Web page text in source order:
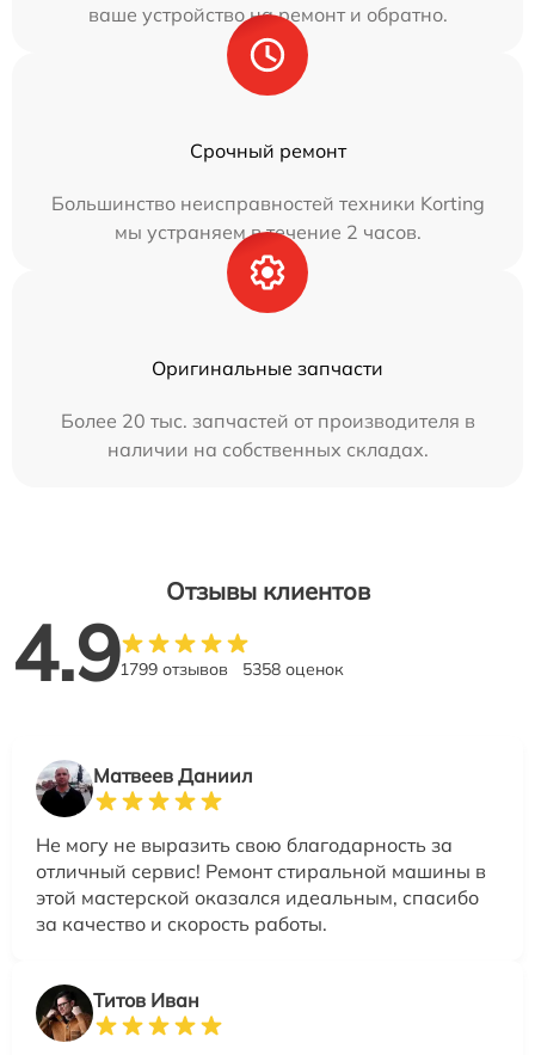
ваше устройство на ремонт и обратно.
Срочный ремонт
Большинство неисправностей техники Korting
мы устраняем в течение 2 часов.
Оригинальные запчасти
Более 20 тыс. запчастей от производителя в
наличии на собственных складах.
Отзывы клиентов
4.91799 отзывов 5358 оценок
Матвеев Даниил
Не могу не выразить свою благодарность за
отличный сервис! Ремонт стиральной машины в
этой мастерской оказался идеальным, спасибо
за качество и скорость работы.
Титов Иван